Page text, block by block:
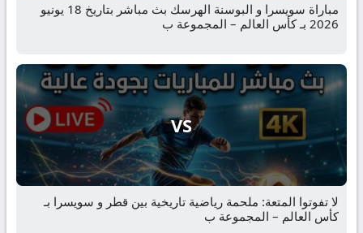
مباراة سويسرا و البوسنة الهرسك بث مباشر بتاريخ 18 يونيو
2026 بـ كأس العالم – المجموعة ب
VS
لا تفوتوا المتعة: ملحمة رياضية تاريخية بين قطر و سويسرا بـ
كأس العالم – المجموعة ب